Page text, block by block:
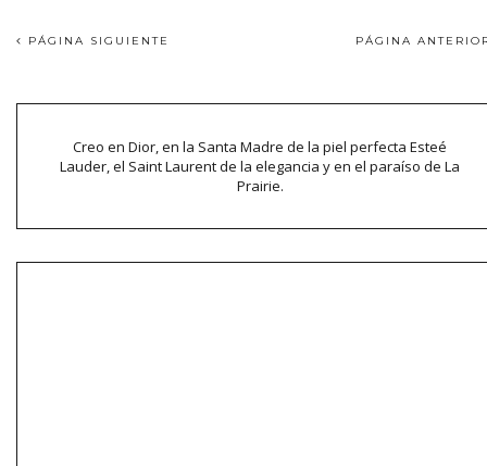
PÁGINA SIGUIENTE PÁGINA
Creo en Dior, en la Santa Madre de la piel perfecta Esteé
Lauder, el Saint Laurent de la elegancia y en el paraíso de La
Prairie.